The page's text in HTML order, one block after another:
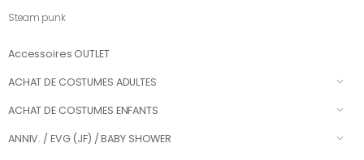
Steam punk
Accessoires OUTLET
ACHAT DE COSTUMES ADULTES
ACHAT DE COSTUMES ENFANTS
ANNIV. / EVG (JF) / BABY SHOWER